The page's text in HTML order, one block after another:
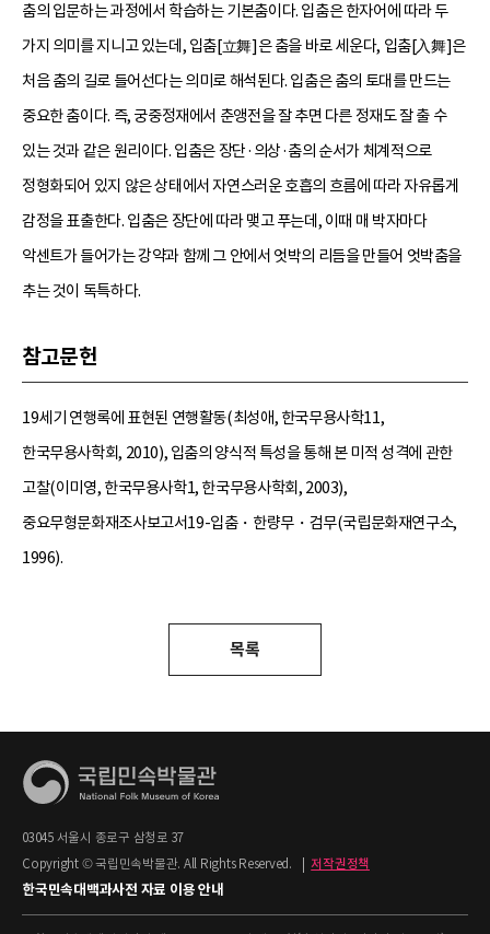
춤의 입문하는 과정에서 학습하는 기본춤이다. 입춤은 한자어에 따라 두
가지 의미를 지니고 있는데, 입춤[立舞]은 춤을 바로 세운다, 입춤[入舞]은
처음 춤의 길로 들어선다는 의미로 해석된다. 입춤은 춤의 토대를 만드는
중요한 춤이다. 즉, 궁중정재에서 춘앵전을 잘 추면 다른 정재도 잘 출 수
있는 것과 같은 원리이다. 입춤은 장단·의상·춤의 순서가 체계적으로
정형화되어 있지 않은 상태에서 자연스러운 호흡의 흐름에 따라 자유롭게
감정을 표출한다. 입춤은 장단에 따라 맺고 푸는데, 이때 매 박자마다
악센트가 들어가는 강약과 함께 그 안에서 엇박의 리듬을 만들어 엇박춤을
추는 것이 독특하다.
참고문헌
19세기 연행록에 표현된 연행활동(최성애, 한국무용사학11,
한국무용사학회, 2010), 입춤의 양식적 특성을 통해 본 미적 성격에 관한
고찰(이미영, 한국무용사학1, 한국무용사학회, 2003),
중요무형문화재조사보고서19-입춤・한량무・검무(국립문화재연구소,
1996).
목록
03045 서울시 종로구 삼청로 37
Copyright © 국립민속박물관. All Rights Reserved.
저작권정책
한국민속대백과사전 자료 이용 안내